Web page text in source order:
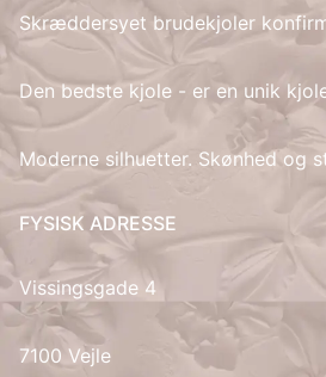
LV
LT
Skræddersyet brudekjoler
Den bedste kjole - er en unik
Moderne silhuetter. Skønhed og
FYSISK ADRESSE
Vissingsgade 4
7100 Vejle